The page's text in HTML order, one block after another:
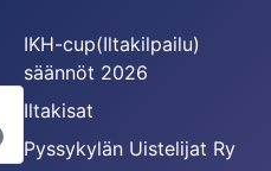
IKH-cup(Iltakilpailu)
säännöt 2026
Iltakisat
Pyssykylän Uistelijat Ry